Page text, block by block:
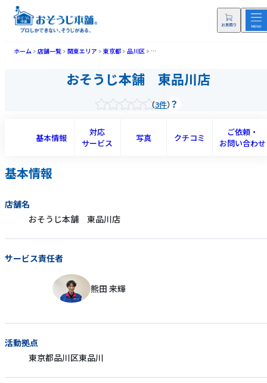
ホーム 店舗一覧 関東エリア 東京都 品川区 おそうじ本舗 東品川店(ヒガシシナガワ
おそうじ本舗 東品川店
3件
基本情報
対応
サービス
写真 クチコミ
ご依頼・
お問い合わせ
基本情報
店舗名
おそうじ本舗 東品川店
サービス責任者
熊田 来輝
活動拠点
東京都品川区東品川